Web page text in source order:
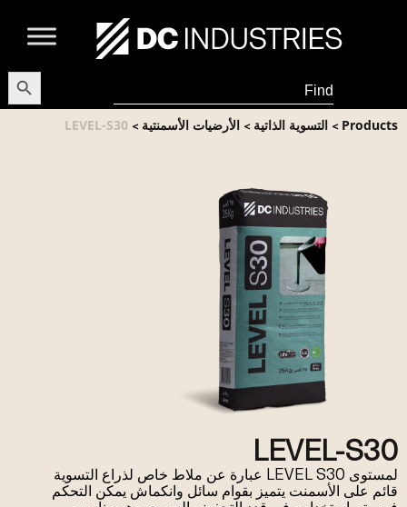
Search
for:
Button
Products
> التسوية الذاتية> الأرضيات الأسمنتية>
LEVEL-S30
LEVEL-S30
لمستوى LEVEL S30 عبارة عن ملاط خاص لذراع التسوية
قائم على الأسمنت يتميز بقوام سائل وانكماش يمكن التحكم